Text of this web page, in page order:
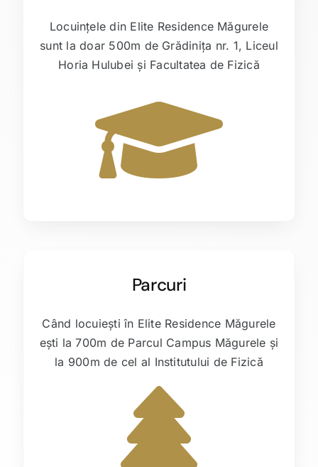
Locuințele din Elite Residence Măgurele
sunt la doar 500m de Grădinița nr. 1, Liceul
Horia Hulubei și Facultatea de Fizică
Parcuri
Când locuiești în Elite Residence Măgurele
ești la 700m de Parcul Campus Măgurele și
la 900m de cel al Institutului de Fizică